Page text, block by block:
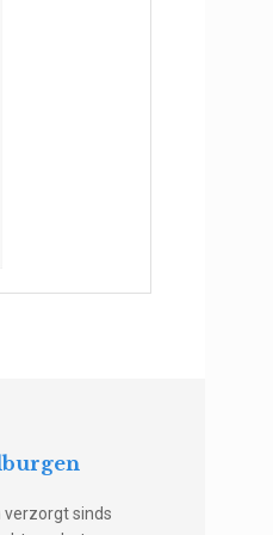
verzorgt sinds